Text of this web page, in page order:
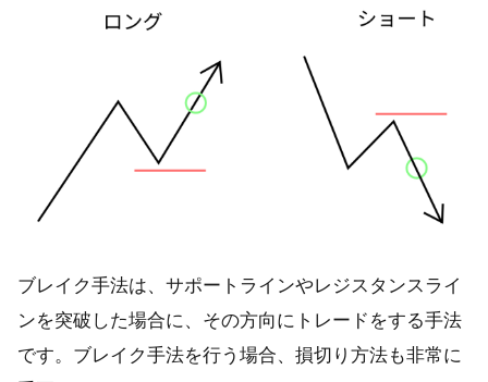
ブレイク手法は、サポートラインやレジスタンスライ
ンを突破した場合に、その方向にトレードをする手法
です。ブレイク手法を行う場合、損切り方法も非常に